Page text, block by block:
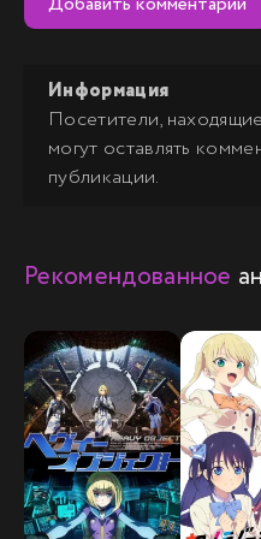
Информация
Посетители,
могут оставлять
публикации.
Рекомендованное